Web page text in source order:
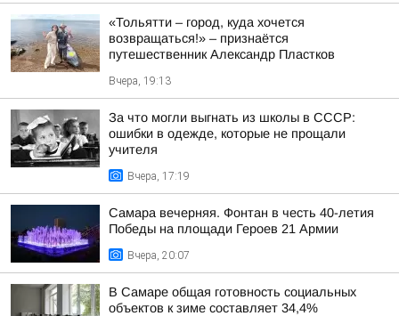
«Тольятти – город, куда хочется
возвращаться!» – признаётся
путешественник Александр Пластков
Вчера, 19:13
За что могли выгнать из школы в СССР:
ошибки в одежде, которые не прощали
учителя
Вчера, 17:19
Самара вечерняя. Фонтан в честь 40-летия
Победы на площади Героев 21 Армии
Вчера, 20:07
В Самаре общая готовность социальных
объектов к зиме составляет 34,4%